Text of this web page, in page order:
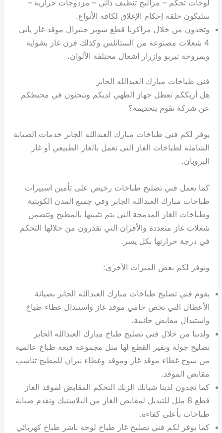
لوحات تحكم – مزاليج تنظيف ذاتي – مزدوجات حرارية –
سليكون حلقة إحكام الإغلاق لكافة الأنواع.
وتجدون من خلال مراكزنا قطع سوبر جنيرال موقد غاز يأتي
4 شعلات مصنوعة من الستانلس وكذلك فرن غاز بشواية
وبمروحة تيربو وازرار اشعال مختلفة الألوان.
فني طباخات مبارك العبدالله الجابر
هل أربككم تعطل جهاز الطهي لديكم وتبحثون في محيطكم
عن شركة تقوم بتخديمه؟
يوفر لكم فني طباخات مبارك العبدالله الجابر خدمات الصيانة
الشاملة لطباخات الغاز التي تعمل بالغاز الطبيعي أو غاز
البروبان.
كما يعمل فني تصليح طباخات رخيص على تأمين اسبيرات
طباخات مبارك العبدالله الجابر وفي جميع المدن الكويتية
وطباخات الغاز المدمجة التي يتم تثبيتها بالمطبخ وتتضمن
شعلات غاز متعددة والأفران التي تقدرون من خلالها التحكم
في درجة حرارتها بكل يسر.
ونوفر لكم بعض الميزات الأخرى:
يقوم فني تصليح طباخات مبارك العبدالله الجابر بصيانة
الأعطال التي تخص حامي موقد غاز واستبدال غطاء طباخ
واستبدال مقابض جانبية.
ولدينا من خلال فني تصليح طباخ مبارك العبدالله الجابر
تصليح جولة وتفير القطع لها مثل مجموعة قبعة طباخ عالمية
من شوج غطاء موقد غاز وموقد وغطاء نيران للمطبخ تناسب
مقابض الموقد.
كما تجدون لدينا شبانك الزنك التحكم المقابض لموقد الغاز
قطع 8 ملل للتبديل لمقابض الغاز من البلاستيك ونقدم صيانة
طباخات بأعلى كفاءة.
كما يوفر لكم فني تصليح غاز طباخ لوحة ناشر طباخ كهربائي